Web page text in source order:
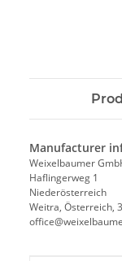
Manufacturer
Weixelbaumer
Haflingerweg 1
Niederösterreich
Weitra, Österreich,